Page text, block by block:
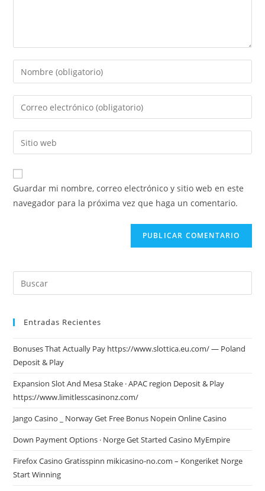
Guardar mi nombre, correo electrónico y sitio web en este
navegador para la próxima vez que haga un comentario.
Entradas Recientes
Bonuses That Actually Pay https://www.slottica.eu.com/ — Poland
Deposit & Play
Expansion Slot And Mesa Stake · APAC region Deposit & Play
https://www.limitlesscasinonz.com/
Jango Casino _ Norway Get Free Bonus Nopein Online Casino
Down Payment Options · Norge Get Started Casino MyEmpire
Firefox Casino Gratisspinn mikicasino-no.com – Kongeriket Norge
Start Winning